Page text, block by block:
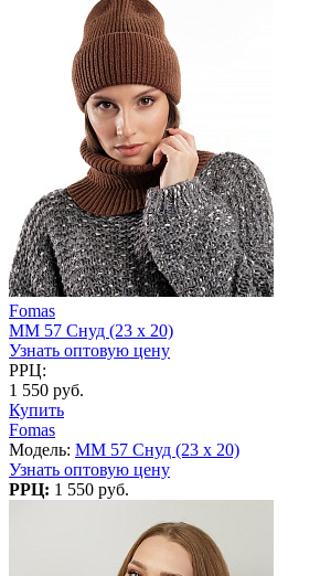
Fomas
MM 57 Снуд (23 x 20)
Узнать оптовую цену
РРЦ:
1 550 руб.
Купить
Fomas
Модель: MM 57 Снуд (23 x 20)
Узнать оптовую цену
РРЦ: 1 550 руб.